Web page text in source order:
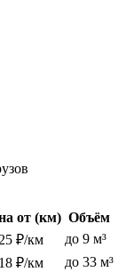
от (км) Объём
₽/км
до 9 м³
₽/км
до 33 м³